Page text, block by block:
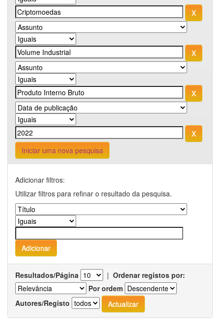
Iniciar uma nova pesquisa
Adicionar filtros:
Utilizar filtros para refinar o resultado da pesquisa.
Resultados/Página | Ordenar registos por:
Por ordem
Autores/Registo